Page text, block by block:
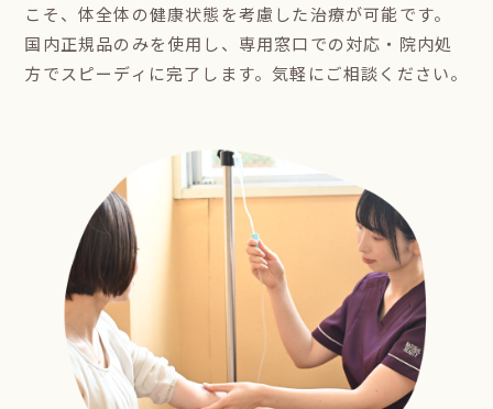
こそ、体全体の健康状態を考慮した治療が可能です。
国内正規品のみを使用し、専用窓口での対応・院内処
方でスピーディに完了します。気軽にご相談ください。